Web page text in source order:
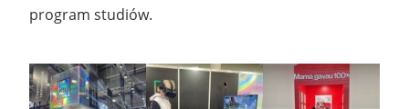
program studiów.